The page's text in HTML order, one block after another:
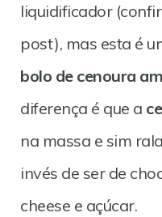
liquidificador
post), mas esta é
bolo de cenoura
diferença é que a
na massa e sim
invés de ser de
cheese e açúcar.